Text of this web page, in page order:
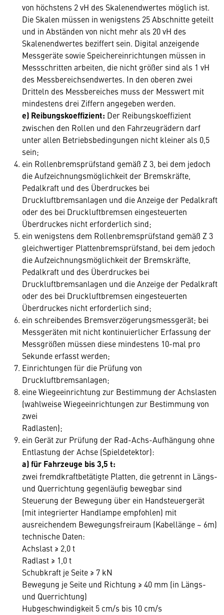
von höchstens 2 vH des Skalenendwertes möglich ist.
Die Skalen müssen in wenigstens 25 Abschnitte geteilt
und in Abständen von nicht mehr als 20 vH des
Skalenendwertes beziffert sein. Digital anzeigende
Messgeräte sowie Speichereinrichtungen müssen in
Messschritten arbeiten, die nicht größer sind als 1 vH
des Messbereichsendwertes. In den oberen zwei
Dritteln des Messbereiches muss der Messwert mit
mindestens drei Ziffern angegeben werden.
e) Reibungskoeffizient: Der Reibungskoeffizient
zwischen den Rollen und den Fahrzeugrädern darf
unter allen Betriebsbedingungen nicht kleiner als 0,5
sein;
ein Rollenbremsprüfstand gemäß Z 3, bei dem jedoch
die Aufzeichnungsmöglichkeit der Bremskräfte,
Pedalkraft und des Überdruckes bei
Druckluftbremsanlagen und die Anzeige der Pedalkraft
oder des bei Druckluftbremsen eingesteuerten
Überdruckes nicht erforderlich sind;
ein wenigstens dem Rollenbremsprüfstand gemäß Z 3
gleichwertiger Plattenbremsprüfstand, bei dem jedoch
die Aufzeichnungsmöglichkeit der Bremskräfte,
Pedalkraft und des Überdruckes bei
Druckluftbremsanlagen und die Anzeige der Pedalkraft
oder des bei Druckluftbremsen eingesteuerten
Überdruckes nicht erforderlich sind;
ein schreibendes Bremsverzögerungsmessgerät; bei
Messgeräten mit nicht kontinuierlicher Erfassung der
Messgrößen müssen diese mindestens 10-mal pro
Sekunde erfasst werden;
Einrichtungen für die Prüfung von
Druckluftbremsanlagen;
eine Wiegeeinrichtung zur Bestimmung der Achslasten
(wahlweise Wiegeeinrichtungen zur Bestimmung von
zwei
Radlasten);
ein Gerät zur Prüfung der Rad-Achs-Aufhängung ohne
Entlastung der Achse (Spieldetektor):
a) für Fahrzeuge bis 3,5 t:
zwei fremdkraftbetätigte Platten, die getrennt in Längs-
und Querrichtung gegenläufig bewegbar sind
Steuerung der Bewegung über ein Handsteuergerät
(mit integrierter Handlampe empfohlen) mit
ausreichendem Bewegungsfreiraum (Kabellänge ~ 6m)
technische Daten:
Achslast ≥ 2,0 t
Radlast ≥ 1,0 t
Schubkraft je Seite ≥ 7 kN
Bewegung je Seite und Richtung ≥ 40 mm (in Längs-
und Querrichtung)
Hubgeschwindigkeit 5 cm/s bis 10 cm/s